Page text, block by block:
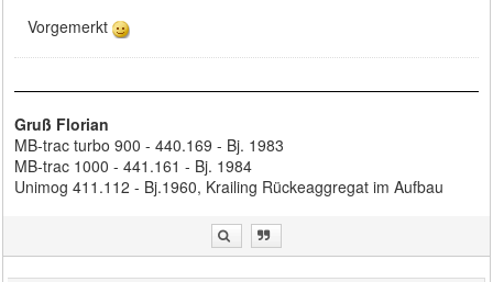
Vorgemerkt
Gruß Florian
MB-trac turbo 900 - 440.169 - Bj. 1983
MB-trac 1000 - 441.161 - Bj. 1984
Unimog 411.112 - Bj.1960, Krailing Rückeaggregat im Aufbau